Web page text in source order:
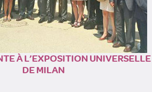
À L’EXPOSITION UNIVERSELLE
DE MILAN